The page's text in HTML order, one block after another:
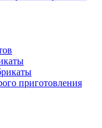
приготовления